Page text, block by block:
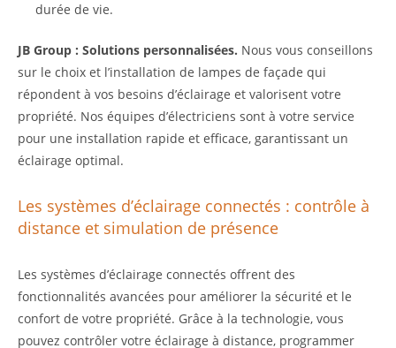
durée de vie.
JB Group : Solutions personnalisées. Nous vous conseillons
sur le choix et l’installation de lampes de façade qui
répondent à vos besoins d’éclairage et valorisent votre
propriété. Nos équipes d’électriciens sont à votre service
pour une installation rapide et efficace, garantissant un
éclairage optimal.
Les systèmes d’éclairage connectés : contrôle à
distance et simulation de présence
Les systèmes d’éclairage connectés offrent des
fonctionnalités avancées pour améliorer la sécurité et le
confort de votre propriété. Grâce à la technologie, vous
pouvez contrôler votre éclairage à distance, programmer